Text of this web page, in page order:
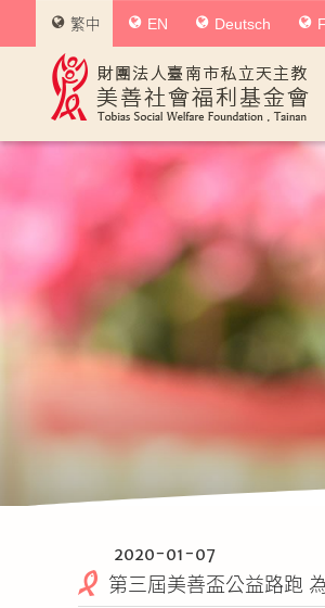
繁中 EN Deutsch
2020-01-07
第三屆美善盃公益路跑